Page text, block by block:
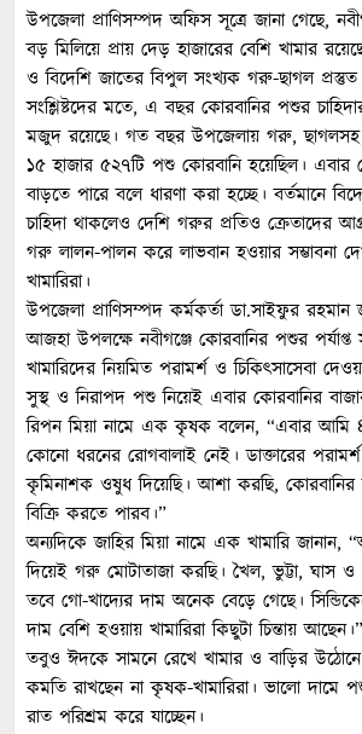
উপজেলা প্রাণিসম্পদ অফিস সূত্রে জানা গেছে,
বড় মিলিয়ে প্রায় দেড় হাজারের বেশি খামার
ও বিদেশি জাতের বিপুল সংখ্যক গরু-ছাগল প্রস্তুত
সংশ্লিষ্টদের মতে, এ বছর কোরবানির পশুর
মজুদ রয়েছে। গত বছর উপজেলায় গরু, ছাগলসহ
১৫ হাজার ৫২৭টি পশু কোরবানি হয়েছিল।
বাড়তে পারে বলে ধারণা করা হচ্ছে। বর্তমানে
চাহিদা থাকলেও দেশি গরুর প্রতিও ক্রেতাদের
গরু লালন-পালন করে লাভবান হওয়ার সম্ভাবনা
খামারিরা।
উপজেলা প্রাণিসম্পদ কর্মকর্তা ডা.সাইফুর
আজহা উপলক্ষে নবীগঞ্জে কোরবানির পশুর পর্যাপ্ত
খামারিদের নিয়মিত পরামর্শ ও চিকিৎসাসেবা
সুস্থ ও নিরাপদ পশু নিয়েই এবার কোরবানির
রিপন মিয়া নামে এক কৃষক বলেন, “এবার আমি
কোনো ধরনের রোগবালাই নেই। ডাক্তারের
কৃমিনাশক ওষুধ দিয়েছি। আশা করছি, কোরবানির
বিক্রি করতে পারব।”
অন্যদিকে জাহির মিয়া নামে এক খামারি জানান,
দিয়েই গরু মোটাতাজা করছি। খৈল, ভুট্টা, ঘাস
তবে গো-খাদ্যের দাম অনেক বেড়ে গেছে।
দাম বেশি হওয়ায় খামারিরা কিছুটা চিন্তায় আছেন।”
তবুও ঈদকে সামনে রেখে খামার ও বাড়ির
কমতি রাখছেন না কৃষক-খামারিরা। ভালো দামে
রাত পরিশ্রম করে যাচ্ছেন।